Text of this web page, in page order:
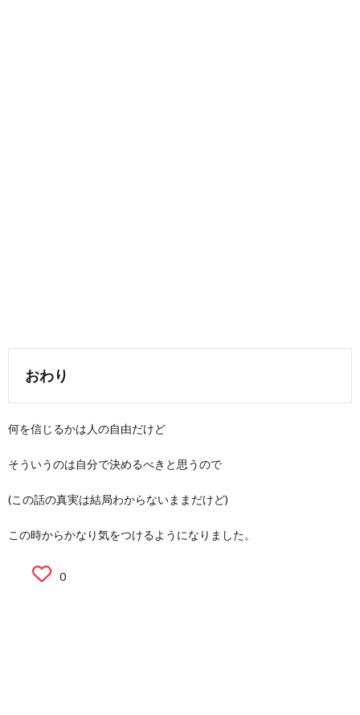
おわり
何を信じるかは人の自由だけど
そういうのは自分で決めるべきと思うので
(この話の真実は結局わからないままだけど)
この時からかなり気をつけるようになりました。
0